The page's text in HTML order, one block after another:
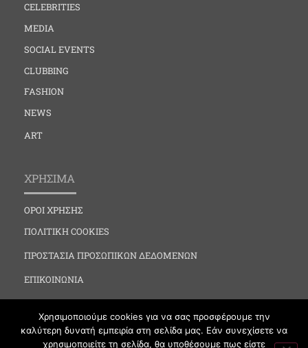
CELEBRITIES
MEDIA
SOCIAL EVENTS
CLUBBING
FASHION
NEWS
ART
ΧΡΗΣΙΜΑ
ΟΡΟΙ ΧΡΗΣΗΣ
ΠΟΛΙΤΙΚΗ COOKIES
ΠΡΟΣΤΑΣΙΑ ΠΡΟΣΩΠΙΚΩΝ ΔΕΔΟΜΕΝΩΝ
ΕΠΙΚΟΙΝΩΝΙΑ
Χρησιμοποιούμε cookies για να σας προσφέρουμε την
καλύτερη δυνατή εμπειρία στη σελίδα μας. Εάν συνεχίσετε να
χρησιμοποιείτε τη σελίδα, θα υποθέσουμε πως είστε